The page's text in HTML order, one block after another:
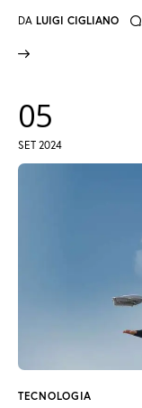
DA LUIGI CIGLIANO
05
SET 2024
TECNOLOGIA